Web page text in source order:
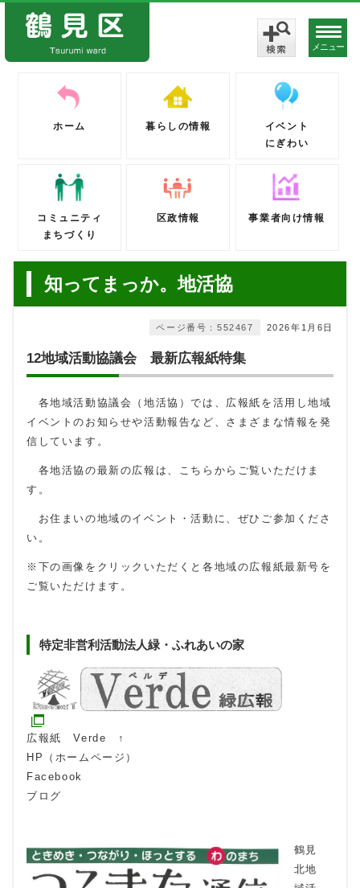
メニュー
ホーム 暮らしの情報
イベント
にぎわい
コミュニティ
まちづくり
区政情報 事業者向け情報
知ってまっか。地活協
2026年1月6日
ページ番号：552467
12地域活動協議会 最新広報紙特集
各地域活動協議会（地活協）では、広報紙を活用し地域
イベントのお知らせや活動報告など、さまざまな情報を発
信しています。
各地活協の最新の広報は、こちらからご覧いただけま
す。
お住まいの地域のイベント・活動に、ぜひご参加くださ
い。
※下の画像をクリックいただくと各地域の広報紙最新号を
ご覧いただけます。
特定非営利活動法人緑・ふれあいの家
広報紙 Verde ↑
HP（ホームページ）
Facebook
ブログ
鶴見
北地